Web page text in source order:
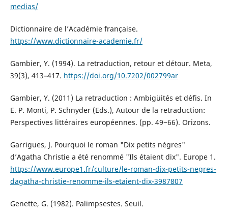
medias/
Dictionnaire de l’Académie française.
https://www.dictionnaire-academie.fr/
Gambier, Y. (1994). La retraduction, retour et détour. Meta,
39(3), 413–417. https://doi.org/10.7202/002799ar
Gambier, Y. (2011) La retraduction : Ambigüités et défis. In
E. P. Monti, P. Schnyder (Eds.), Autour de la retraduction:
Perspectives littéraires européennes. (pp. 49−66). Orizons.
Garrigues, J. Pourquoi le roman "Dix petits nègres"
d’Agatha Christie a été renommé "Ils étaient dix". Europe 1.
https://www.europe1.fr/culture/le-roman-dix-petits-negres-
dagatha-christie-renomme-ils-etaient-dix-3987807
Genette, G. (1982). Palimpsestes. Seuil.